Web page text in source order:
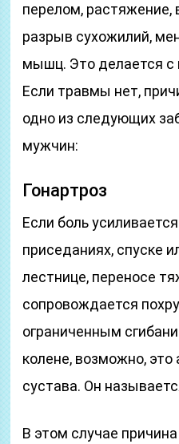
перелом, растяжение,
разрыв сухожилий,
мышц. Это делается с
Если травмы нет,
одно из следующих
мужчин:
Гонартроз
Если боль
приседаниях, спуске
лестнице, переносе
сопровождается
ограниченным
колене, возможно, это
сустава. Он
В этом случае